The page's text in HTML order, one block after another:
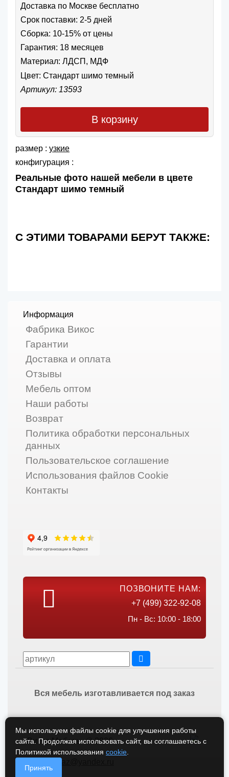
Доставка по Москве бесплатно
Срок поставки: 2-5 дней
Сборка: 10-15% от цены
Гарантия: 18 месяцев
Материал: ЛДСП, МДФ
Цвет: Стандарт шимо темный
Артикул: 13593
В корзину
размер : узкие
конфигурация :
Реальные фото нашей мебели в цвете
Стандарт шимо темный
С ЭТИМИ ТОВАРАМИ БЕРУТ ТАКЖЕ:
Информация
Фабрика Викос
Гарантии
Доставка и оплата
Отзывы
Мебель оптом
Наши работы
Возврат
Политика обработки персональных
данных
Пользовательское соглашение
Использования файлов Cookie
Контакты
ПОЗВОНИТЕ НАМ:
+7 (499) 322-92-08
Пн - Вс: 10:00 - 18:00
Вся мебель изготавливается под заказ
Викос Мебель © 2026
Мы используем файлы cookie для улучшения работы
сайта. Продолжая использовать сайт, вы соглашаетесь с
Политикой использования cookie
Принять